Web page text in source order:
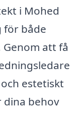
i Mohed
för både
att få
estetiskt
dina behov